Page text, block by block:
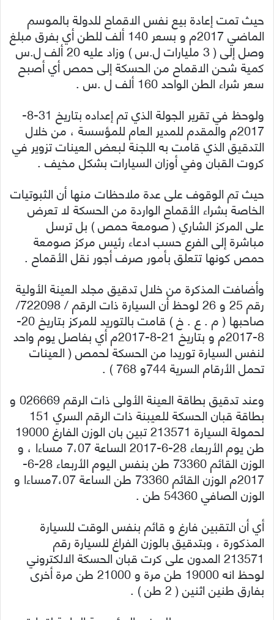
حيث تمت إعادة بيع نفس الاقماح للدولة بالموسم
الماضي 2017م و بسعر 140 ألف للطن أي بفرق مبلغ
وصل إلى ( 3 مليارات ل.س ) وزاد عليه 20 ألف ل.س
كمية شحن الاقماح من الحسكة إلى حمص أي أصبح
سعر شراء الطن الواحد 160 ألف ل .س .
ولوحظ في تقرير الجولة الذي تم إعداده بتاريخ 31-8-
2017م والمقدم للمدير العام للمؤسسة ، من خلال
التدقيق الذي قامت به اللجنة لبعض العينات تزوير في
كروت القبان وفي أوزان السيارات بشكل مخيف .
حيث تم الوقوف على عدة ملاحظات منها أن الثبوتيات
الخاصة بشراء الأقماح الواردة من الحسكة لا تعرض
على المركز الشاري ( صومعة حمص ) بل ترسل
مباشرة إلى الفرع حسب ادعاء رئيس مركز صومعة
حمص كونها تتعلق بأمور صرف أجور نقل الأقماح .
وأضافت المذكرة من خلال تدقيق مجلد العينة الأولية
رقم 25 و 26 لوحظ أن السيارة ذات الرقم / 722098/
صاحبها ( م . ع . خ ) قامت بالتوريد للمركز بتاريخ 20-
8-2017م و بتاريخ 21-8-2017م أي بفاصل يوم واحد
لنفس السيارة توريدا من الحسكة لحمص ( العينات
تحمل الأرقام السرية 744و 768 ) .
وعند تدقيق بطاقة العينة الأولى ذات الرقم 026669 و
بطاقة قبان الحسكة للعيبنة ذات الرقم السري 151
لحمولة السيارة 213571 تبين بان الوزن الفارغ 19000
طن يوم الأربعاء 28-6-2017 الساعة 7،07 مساءا ، و
الوزن القائم 73360 طن بنفس اليوم الأربعاء 28-6-
2017م الوزن القائم 73360 طن الساعة 7،07مساءا و
الوزن الصافي 54360 طن .
أي أن التقبين فارغ و قائم بنفس الوقت للسيارة
المذكورة ، وبتدقيق بالوزن الفراغ للسيارة رقم
213571 المدون على كرت قبان الحسكة الالكتروني
لوحظ انه 19000 طن مرة و 21000 طن مرة أخرى
بفارق طنين اثنين ( 2 طن ) .